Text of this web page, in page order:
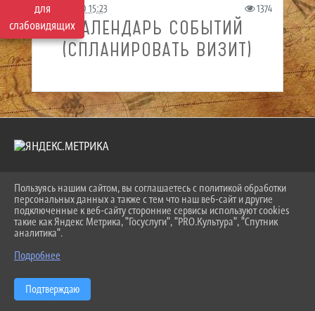
для
слабовидящих
08.10.2020 15:23 1374
КАЛЕНДАРЬ СОБЫТИЙ
(СПЛАНИРОВАТЬ ВИЗИТ)
2026 Г. NOGINSK-MUSEUM.RU
ВХОД
КАРТА САЙТА
ПОЛИТИКА ОБРАБОТКИ ПЕРСОНАЛЬНЫХ ДАННЫХ
СДЕЛАНО НА KUBCMS
Пользуясь нашим сайтом, вы соглашаетесь с политикой обработки
персональных данных а также с тем что наш веб-сайт и другие
подключенные к веб-сайту сторонние сервисы используют cookies
такие как Яндекс Метрика, "Госуслуги", "PRO.Культура", "Спутник
аналитика".
Подробнее
Подтверждаю